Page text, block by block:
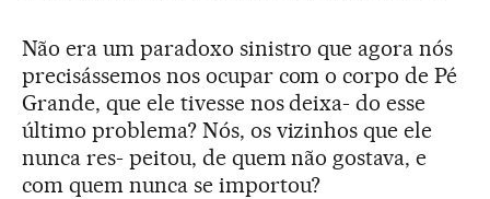
Não era um paradoxo sinistro que agora nós
precisássemos nos ocupar com o corpo de Pé
Grande, que ele tivesse nos deixa- do esse
último problema? Nós, os vizinhos que ele
nunca res- peitou, de quem não gostava, e
com quem nunca se importou?